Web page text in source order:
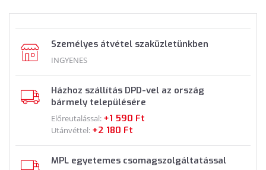
Személyes átvétel szaküzletünkben
INGYENES
Házhoz szállítás DPD-vel az ország
bármely településére
Előreutalással: +1 590 Ft
Utánvéttel: +2 180 Ft
MPL egyetemes csomagszolgáltatással